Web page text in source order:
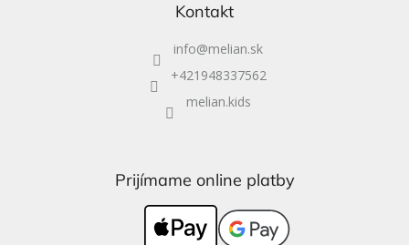
Kontakt
info@melian.sk
+421948337562
melian.kids
Prijímame online platby